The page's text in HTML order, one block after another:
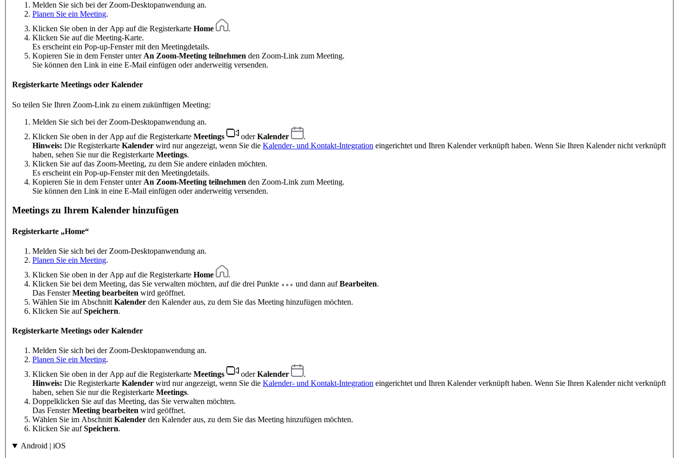
Melden Sie sich bei der Zoom-Desktopanwendung an.
Planen Sie ein Meeting.
Klicken Sie oben in der App auf die Registerkarte Home
.
Klicken Sie auf die Meeting-Karte.
Es erscheint ein Pop-up-Fenster mit den Meetingdetails.
Kopieren Sie in dem Fenster unter An Zoom-Meeting teilnehmen den Zoom-Link zum Meeting.
Sie können den Link in eine E-Mail einfügen oder anderweitig versenden.
Registerkarte Meetings oder Kalender
So teilen Sie Ihren Zoom-Link zu einem zukünftigen Meeting:
Melden Sie sich bei der Zoom-Desktopanwendung an.
Klicken Sie oben in der App auf die Registerkarte Meetings oderKalender
.
Hinweis: Die Registerkarte Kalender wird nur angezeigt, wenn Sie die Kalender- und Kontakt-Integration eingerichtet und Ihren Kalender verknüpft haben. Wenn Sie Ihren Kalender nicht verknüpft
haben, sehen Sie nur die Registerkarte Meetings.
Klicken Sie auf das Zoom-Meeting, zu dem Sie andere einladen möchten.
Es erscheint ein Pop-up-Fenster mit den Meetingdetails.
Kopieren Sie in dem Fenster unter An Zoom-Meeting teilnehmen den Zoom-Link zum Meeting.
Sie können den Link in eine E-Mail einfügen oder anderweitig versenden.
Meetings zu Ihrem Kalender hinzufügen
Registerkarte „Home“
Melden Sie sich bei der Zoom-Desktopanwendung an.
Planen Sie ein Meeting.
Klicken Sie oben in der App auf die Registerkarte Home
.
Klicken Sie bei dem Meeting, das Sie verwalten möchten, auf die drei Punkte
und dann aufBearbeiten.
Das FensterMeeting bearbeiten wird geöffnet.
Wählen Sie im Abschnitt Kalender den Kalender aus, zu dem Sie das Meeting hinzufügen möchten.
Klicken Sie aufSpeichern.
Registerkarte Meetings oder Kalender
Melden Sie sich bei der Zoom-Desktopanwendung an.
Planen Sie ein Meeting.
Klicken Sie oben in der App auf die Registerkarte Meetings oderKalender
.
Hinweis: Die Registerkarte Kalender wird nur angezeigt, wenn Sie die Kalender- und Kontakt-Integration eingerichtet und Ihren Kalender verknüpft haben. Wenn Sie Ihren Kalender nicht verknüpft
haben, sehen Sie nur die Registerkarte Meetings.
Doppelklicken Sie auf das Meeting, das Sie verwalten möchten.
Das FensterMeeting bearbeiten wird geöffnet.
Wählen Sie im AbschnittKalender den Kalender aus, zu dem Sie das Meeting hinzufügen möchten.
Klicken Sie aufSpeichern.
Android | iOS